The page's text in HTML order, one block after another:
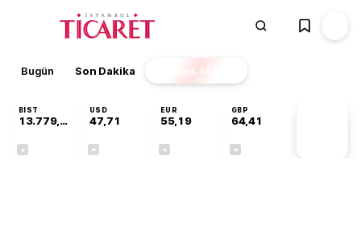
Bugün Son Dakika Finans EKSTRA
BIST
13.779,39
USD
47,71
EUR
55,19
GBP
64,41